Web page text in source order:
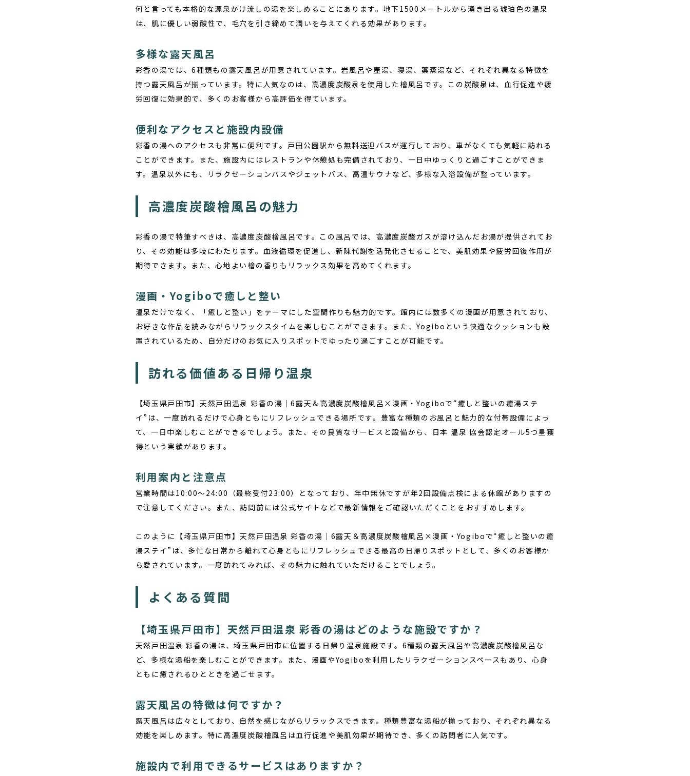
何と言っても本格的な源泉かけ流しの湯を楽しめることにあります。地下1500メートルから湧き出る琥珀色の温泉
は、肌に優しい弱酸性で、毛穴を引き締めて潤いを与えてくれる効果があります。
多様な露天風呂
彩香の湯では、6種類もの露天風呂が用意されています。岩風呂や壷湯、寝湯、薬蒸湯など、それぞれ異なる特徴を
持つ露天風呂が揃っています。特に人気なのは、高濃度炭酸泉を使用した檜風呂です。この炭酸泉は、血行促進や疲
労回復に効果的で、多くのお客様から高評価を得ています。
便利なアクセスと施設内設備
彩香の湯へのアクセスも非常に便利です。戸田公園駅から無料送迎バスが運行しており、車がなくても気軽に訪れる
ことができます。また、施設内にはレストランや休憩処も完備されており、一日中ゆっくりと過ごすことができま
す。温泉以外にも、リラクゼーションバスやジェットバス、高温サウナなど、多様な入浴設備が整っています。
高濃度炭酸檜風呂の魅力
彩香の湯で特筆すべきは、高濃度炭酸檜風呂です。この風呂では、高濃度炭酸ガスが溶け込んだお湯が提供されてお
り、その効能は多岐にわたります。血液循環を促進し、新陳代謝を活発化させることで、美肌効果や疲労回復作用が
期待できます。また、心地よい檜の香りもリラックス効果を高めてくれます。
漫画・Yogiboで癒しと整い
温泉だけでなく、「癒しと整い」をテーマにした空間作りも魅力的です。館内には数多くの漫画が用意されており、
お好きな作品を読みながらリラックスタイムを楽しむことができます。また、Yogiboという快適なクッションも設
置されているため、自分だけのお気に入りスポットでゆったり過ごすことが可能です。
訪れる価値ある日帰り温泉
【埼玉県戸田市】天然戸田温泉 彩香の湯｜6露天＆高濃度炭酸檜風呂×漫画・Yogiboで“癒しと整いの癒湯ステ
イ”は、一度訪れるだけで心身ともにリフレッシュできる場所です。豊富な種類のお風呂と魅力的な付帯設備によっ
て、一日中楽しむことができるでしょう。また、その良質なサービスと設備から、日本 温泉 協会認定オール5つ星獲
得という実績があります。
利用案内と注意点
営業時間は10:00～24:00（最終受付23:00）となっており、年中無休ですが年2回設備点検による休館がありますの
で注意してください。また、訪問前には公式サイトなどで最新情報をご確認いただくことをおすすめします。
このように【埼玉県戸田市】天然戸田温泉 彩香の湯｜6露天＆高濃度炭酸檜風呂×漫画・Yogiboで“癒しと整いの癒
湯ステイ”は、多忙な日常から離れて心身ともにリフレッシュできる最高の日帰りスポットとして、多くのお客様か
ら愛されています。一度訪れてみれば、その魅力に触れていただけることでしょう。
よくある質問
【埼玉県戸田市】天然戸田温泉 彩香の湯はどのような施設ですか？
天然戸田温泉 彩香の湯は、埼玉県戸田市に位置する日帰り温泉施設です。6種類の露天風呂や高濃度炭酸檜風呂な
ど、多様な湯船を楽しむことができます。また、漫画やYogiboを利用したリラクゼーションスペースもあり、心身
ともに癒されるひとときを過ごせます。
露天風呂の特徴は何ですか？
露天風呂は広々としており、自然を感じながらリラックスできます。種類豊富な湯船が揃っており、それぞれ異なる
効能を楽しめます。特に高濃度炭酸檜風呂は血行促進や美肌効果が期待でき、多くの訪問者に人気です。
施設内で利用できるサービスはありますか？